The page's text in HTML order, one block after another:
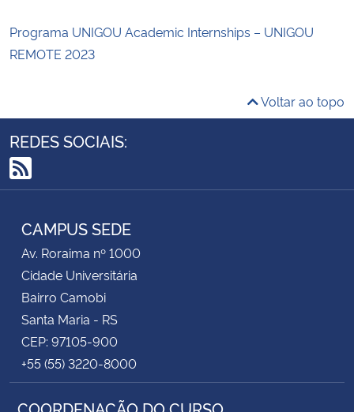
Programa UNIGOU Academic Internships – UNIGOU
REMOTE 2023
Voltar ao topo
REDES SOCIAIS:
RSS
CAMPUS SEDE
Av. Roraima nº 1000
Cidade Universitária
Bairro Camobi
Santa Maria - RS
CEP: 97105-900
+55 (55) 3220-8000